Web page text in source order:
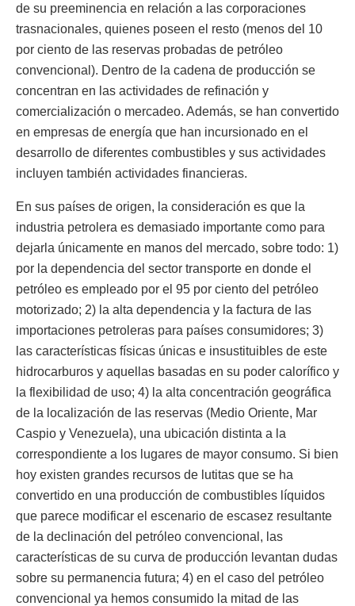
de su preeminencia en relación a las corporaciones
trasnacionales, quienes poseen el resto (menos del 10
por ciento de las reservas probadas de petróleo
convencional). Dentro de la cadena de producción se
concentran en las actividades de refinación y
comercialización o mercadeo. Además, se han convertido
en empresas de energía que han incursionado en el
desarrollo de diferentes combustibles y sus actividades
incluyen también actividades financieras.
En sus países de origen, la consideración es que la
industria petrolera es demasiado importante como para
dejarla únicamente en manos del mercado, sobre todo: 1)
por la dependencia del sector transporte en donde el
petróleo es empleado por el 95 por ciento del petróleo
motorizado; 2) la alta dependencia y la factura de las
importaciones petroleras para países consumidores; 3)
las características físicas únicas e insustituibles de este
hidrocarburos y aquellas basadas en su poder calorífico y
la flexibilidad de uso; 4) la alta concentración geográfica
de la localización de las reservas (Medio Oriente, Mar
Caspio y Venezuela), una ubicación distinta a la
correspondiente a los lugares de mayor consumo. Si bien
hoy existen grandes recursos de lutitas que se ha
convertido en una producción de combustibles líquidos
que parece modificar el escenario de escasez resultante
de la declinación del petróleo convencional, las
características de su curva de producción levantan dudas
sobre su permanencia futura; 4) en el caso del petróleo
convencional ya hemos consumido la mitad de las